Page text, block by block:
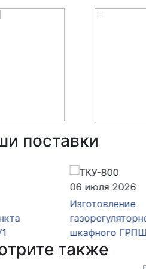
поставки
пункта
ГРПШ-13-2У1
также